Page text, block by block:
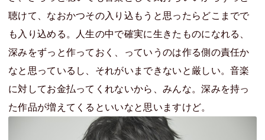
聴けて、なおかつその入り込もうと思ったらどこまでで
も入り込める。人生の中で確実に生きたものになれる、
深みをずっと作っておく、っていうのは作る側の責任か
なと思っているし、それがいまできないと厳しい。音楽
に対してお金払ってくれないから、みんな。深みを持っ
た作品が増えてくるといいなと思いますけど。